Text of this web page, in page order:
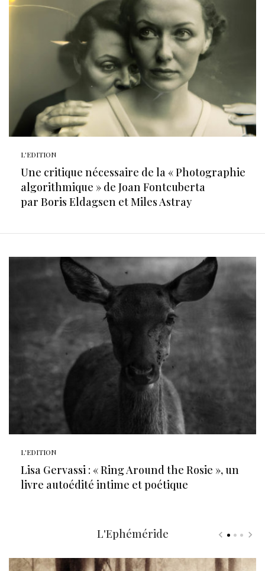
L'EDITION
Une critique nécessaire de la « Photographie
algorithmique » de Joan Fontcuberta
par Boris Eldagsen et Miles Astray
L'EDITION
Lisa Gervassi : « Ring Around the Rosie », un
livre autoédité intime et poétique
L'Ephéméride